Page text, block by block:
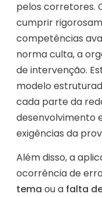
pelos corretores.
cumprir
competências
norma culta, a
de intervenção.
modelo
cada parte da
desenvolvimento
exigências da
Além disso, a
ocorrência de
tema ou a falta